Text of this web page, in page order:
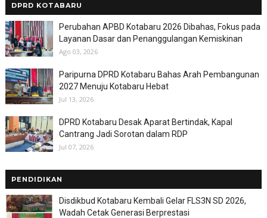
DPRD KOTABARU
Perubahan APBD Kotabaru 2026 Dibahas, Fokus pada
Layanan Dasar dan Penanggulangan Kemiskinan
Ago 03, 2026
Paripurna DPRD Kotabaru Bahas Arah Pembangunan
2027 Menuju Kotabaru Hebat
Jul 13, 2026
DPRD Kotabaru Desak Aparat Bertindak, Kapal
Cantrang Jadi Sorotan dalam RDP
Jul 07, 2026
PENDIDIKAN
Disdikbud Kotabaru Kembali Gelar FLS3N SD 2026,
Wadah Cetak Generasi Berprestasi